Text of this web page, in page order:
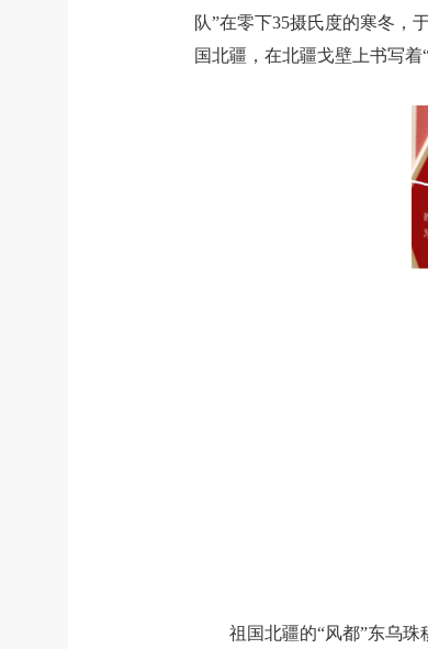
队”在零下35摄氏度的寒冬，
国北疆，在北疆戈壁上书写着
祖国北疆的“风都”东乌